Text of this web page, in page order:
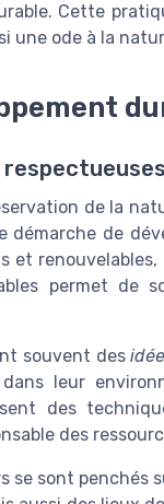
Cette
une ode à la
de la
de
et
permet de
souvent des
leur
des
des
se sont